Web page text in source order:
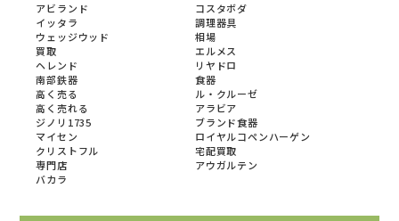
アビランド
コスタボダ
イッタラ
調理器具
ウェッジウッド
相場
買取
エルメス
ヘレンド
リヤドロ
南部鉄器
食器
高く売る
ル・クルーゼ
高く売れる
アラビア
ジノリ1735
ブランド食器
マイセン
ロイヤルコペンハーゲン
クリストフル
宅配買取
専門店
アウガルテン
バカラ